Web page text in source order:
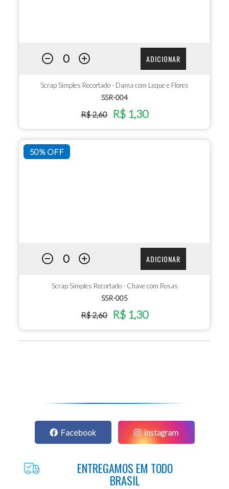
ADICIONAR
Scrap Simples Recortado - Dama com Leque e Flores
SSR-004
R$ 2,60 R$ 1,30
50% OFF
ADICIONAR
Scrap Simples Recortado - Chave com Rosas
SSR-005
R$ 2,60 R$ 1,30
Facebook Instagram
ENTREGAMOS EM TODO
BRASIL